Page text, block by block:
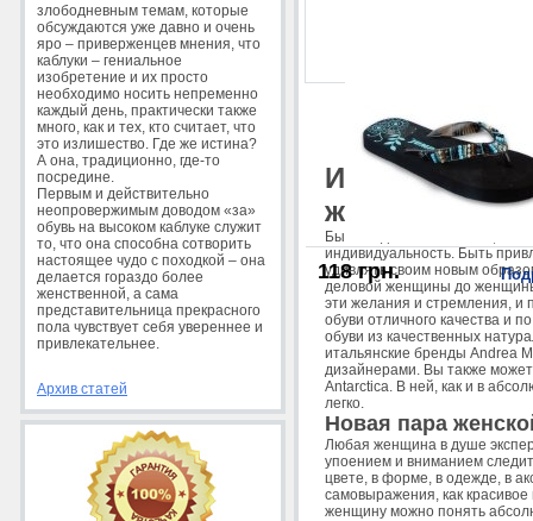
злободневным темам, которые
обсуждаются уже давно и очень
яро – приверженцев мнения, что
каблуки – гениальное
изобретение и их просто
необходимо носить непременно
каждый день, практически также
много, как и тех, кто считает, что
это излишество. Где же истина?
А она, традиционно, где-то
посредине.
Первым и действительно
неопровержимым доводом «за»
обувь на высоком каблуке служит
то, что она способна сотворить
настоящее чудо с походкой – она
делается гораздо более
женственной, а сама
представительница прекрасного
пола чувствует себя увереннее и
привлекательнее.
Архив статей
Интернет
женщине
Быть модной и стильной,
индивидуальность. Быть
удивлять своим новым
деловой женщины до
эти желания и стремления, и
обуви отличного качества и
обуви из качественных
итальянские бренды Andrea
дизайнерами. Вы также
Antarctica. В ней, как и в
легко.
Новая пара
Любая женщина в душе
упоением и вниманием
цвете, в форме, в одежде, в
самовыражения, как
женщину можно понять
118 грн.